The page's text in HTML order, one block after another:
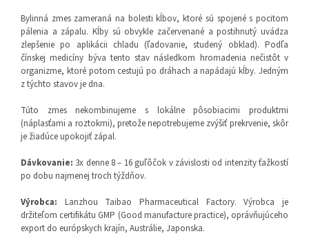
Bylinná zmes zameraná na bolesti kĺbov, ktoré sú spojené s pocitom
pálenia a zápalu. Kĺby sú obvykle začervenané a postihnutý uvádza
zlepšenie po aplikácii chladu (ľadovanie, studený obklad). Podľa
čínskej medicíny býva tento stav následkom hromadenia nečistôt v
organizme, ktoré potom cestujú po dráhach a napádajú kĺby. Jedným
z týchto stavov je dna.
Túto zmes nekombinujeme s lokálne pôsobiacimi produktmi
(náplasťami a roztokmi), pretože nepotrebujeme zvýšiť prekrvenie, skôr
je žiadúce upokojiť zápal.
Dávkovanie: 3x denne 8 – 16 guľôčok v závislosti od intenzity ťažkostí
po dobu najmenej troch týždňov.
Výrobca: Lanzhou Taibao Pharmaceutical Factory. Výrobca je
držiteľom certifikátu GMP (Good manufacture practice), oprávňujúceho
export do európskych krajín, Austrálie, Japonska.